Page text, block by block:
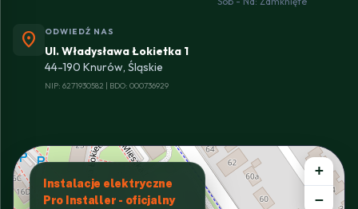
location_on ODWIEDŹ NAS
Ul. Władysława Łokietka 1
44-190 Knurów, Śląskie
NIP: 6271930582 | BDO: 000736929
Instalacje elektryczne
Pro Installer - oficjalny
+
−